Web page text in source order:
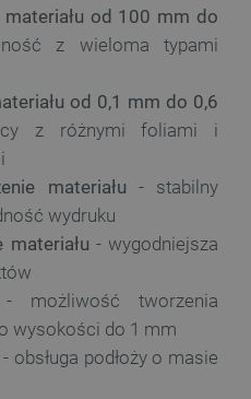
materiału od 100 mm do
z wieloma typami
od 0,1 mm do 0,6
z różnymi foliami i
materiału - stabilny
wydruku
materiału - wygodniejsza
możliwość tworzenia
wysokości do 1 mm
- obsługa podłoży o masie